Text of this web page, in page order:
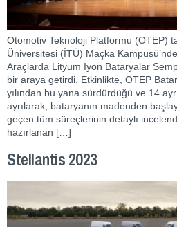
Otomotiv Teknoloji Platformu (OTEP)
Üniversitesi (İTÜ) Maçka
Araçlarda Lityum İyon Bataryalar
bir araya getirdi. Etkinlikte, OTEP
yılından bu yana sürdürdüğü ve 14
ayrılarak, bataryanın madenden
geçen tüm süreçlerinin detaylı
hazırlanan […]
Stellantis 2023